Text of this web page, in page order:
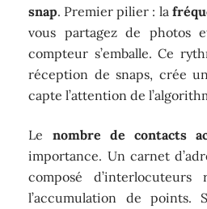
snap. Premier pilier : la
vous partagez de photos
compteur s’emballe. Ce
réception de snaps, crée
capte l’attention de
Le nombre de contacts
importance. Un carnet
composé d’interlocuteurs
l’accumulation de points.